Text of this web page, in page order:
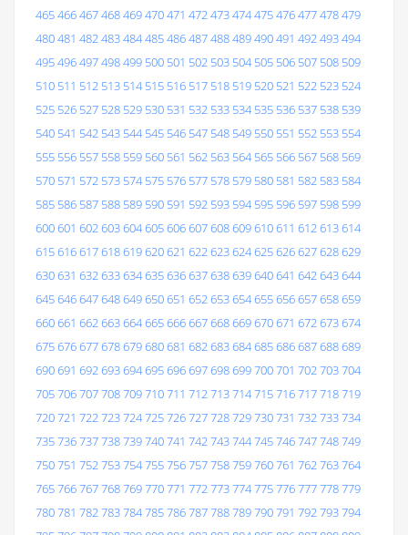
465466467468469470471 472473474475476477478479
480481 482483484485486487488489490491 492493494
495496497498499 500 501 502 503 504 505 506 507 508 509
510 511 512 513 514 515 516 517 518 519 520 521 522 523 524
525 526 527 528 529 530 531 532 533 534 535 536 537 538 539
540 541 542 543 544 545 546 547 548 549 550 551 552 553 554
555 556 557 558 559 560 561 562 563 564 565 566 567 568 569
570 571 572 573 574 575 576 577 578 579 580 581 582 583 584
585 586 587 588 589 590 591 592 593 594 595 596 597 598 599
600601 602603604605606607608609610611 612613614
615616617618619620621 622623624625626627628629
630631 632633634635636637638639640641 642643644
645646647648649650651 652653654655656657658659
660661 662663664665666667668669670671 672673674
675676677678679680681 682683684685686687688689
690691 692693694695696697698699700701 702703704
705706707708709710711 712713714715716717718719
720721 722723724725726727728729730731 732733734
735736737738739740741 742743744745746747748749
750751 752753754755756757758759760761 762763764
765766767768769770771 772773774775776777778779
780781 782783784785786787788789790791 792793794